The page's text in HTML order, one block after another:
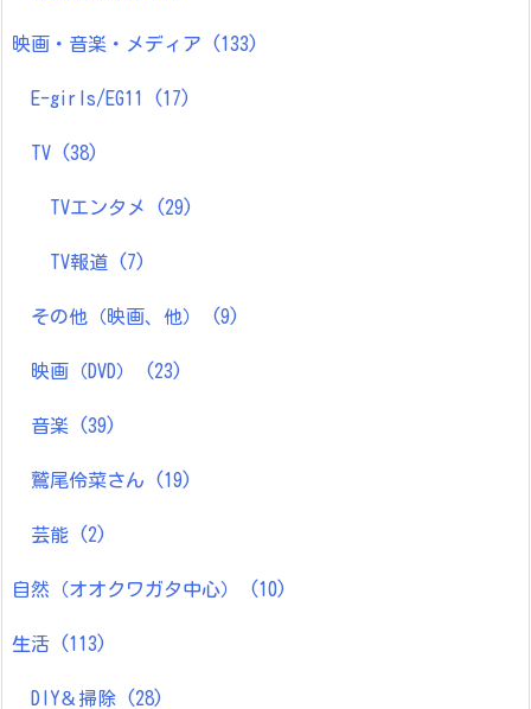
映画・音楽・メディア (133)
E-girls/EG11 (17)
TV (38)
TVエンタメ (29)
TV報道 (7)
その他（映画、他） (9)
映画（DVD） (23)
音楽 (39)
鷲尾伶菜さん (19)
芸能 (2)
自然（オオクワガタ中心） (10)
生活 (113)
DIY＆掃除 (28)